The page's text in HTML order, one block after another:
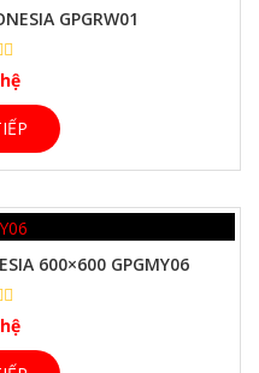
GPGRW01
600×600 GPGMY06